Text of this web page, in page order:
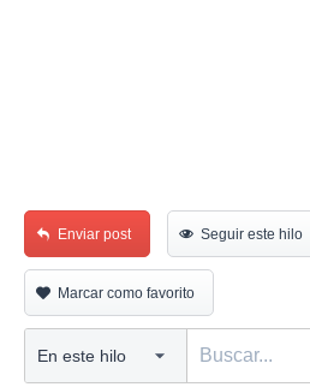
Enviar post Seguir este hilo
Marcar como favorito